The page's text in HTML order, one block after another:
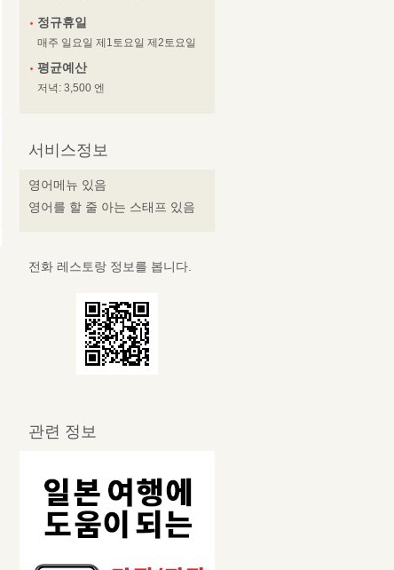
정규휴일
매주 일요일 제1토요일 제2토요일
평균예산
저녁: 3,500 엔
서비스정보
영어메뉴 있음
영어를 할 줄 아는 스태프 있음
전화 레스토랑 정보를 봅니다.
관련 정보